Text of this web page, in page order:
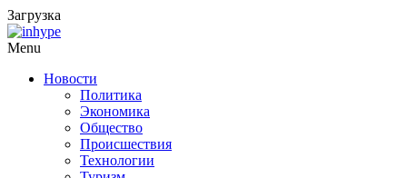
Загрузка
Menu
Новости
Политика
Экономика
Общество
Происшествия
Технологии